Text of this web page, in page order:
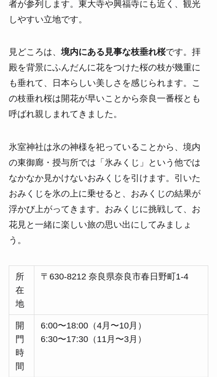
者が参列します。東大寺や興福寺にも近く、観光
しやすい立地です。
見どころは、境内にある見事な枝垂れ桜です。拝
殿を背景にふんだんに花をつけた桜の枝が幾重に
も垂れて、日本らしい美しさを感じられます。こ
の枝垂れ桜は開花が早いことから奈良一番桜とも
呼ばれ親しまれてきました。
氷室神社は氷の神様を祀っていることから、境内
の東御廊・授与所では「氷みくじ」という他では
なかなか見かけないおみくじを引けます。引いた
おみくじを氷の上に乗せると、おみくじの結果が
浮かび上がってきます。おみくじに挑戦して、お
花見と一緒に楽しい旅の思い出にしてみましょ
う。
所
在
地
〒630-8212 奈良県奈良市春日野町1-4
開
門
時
間
6:00〜18:00（4月〜10月）
6:30〜17:30（11月〜3月）